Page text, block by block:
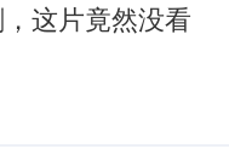
这片竟然没看